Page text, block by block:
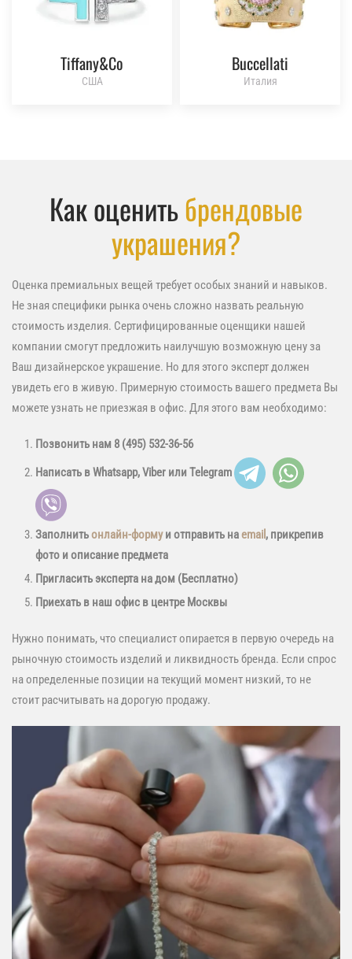
Tiffany&Co
США
Buccellati
Италия
Как оценитьбрендовые
украшения?
Оценка премиальных вещей требует особых знаний и навыков.
Не зная специфики рынка очень сложно назвать реальную
стоимость изделия. Сертифицированные оценщики нашей
компании смогут предложить наилучшую возможную цену за
Ваш дизайнерское украшение. Но для этого эксперт должен
увидеть его в живую. Примерную стоимость вашего предмета Вы
можете узнать не приезжая в офис. Для этого вам необходимо:
Позвонить нам 8 (495) 532-36-56
Написать в Whatsapp, Viber или Telegram
Заполнитьонлайн-формуи отправить наemail , прикрепив
фото и описание предмета
Пригласить эксперта на дом (Бесплатно)
Приехать в наш офис в центре Москвы
Нужно понимать, что специалист опирается в первую очередь на
рыночную стоимость изделий и ликвидность бренда. Если спрос
на определенные позиции на текущий момент низкий, то не
стоит расчитывать на дорогую продажу.